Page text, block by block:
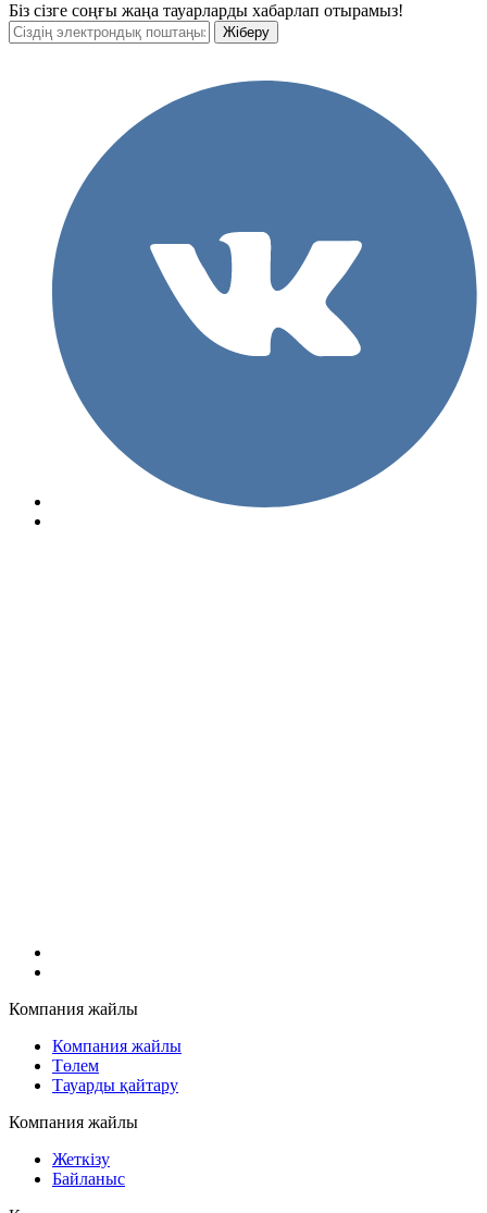
Біз сізге соңғы жаңа тауарларды хабарлап отырамыз!
Компания жайлы
Компания жайлы
Төлем
Тауарды қайтару
Компания жайлы
Жеткізу
Байланыс